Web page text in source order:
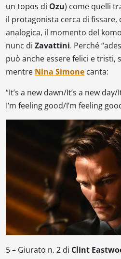
un topos di Ozu) come quelli
il protagonista cerca di fissare,
analogica, il momento del
nunc di Zavattini. Perché
può anche essere felici e tristi,
mentre Nina Simone canta:
“It’s a new dawn/It’s a new day/
I’m feeling good/I’m feeling
5 – Giurato n. 2 di Clint